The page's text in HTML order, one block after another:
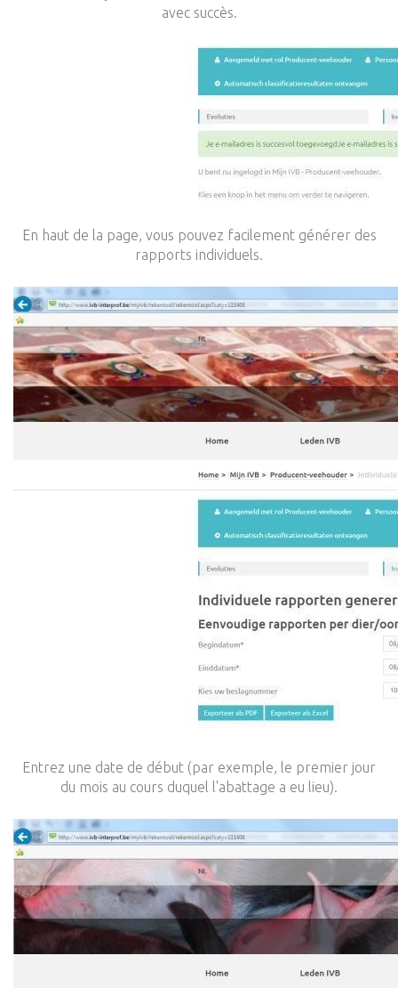
avec succès.
En haut de la page, vous pouvez facilement générer des
rapports individuels.
Entrez une date de début (par exemple, le premier jour
du mois au cours duquel l'abattage a eu lieu).